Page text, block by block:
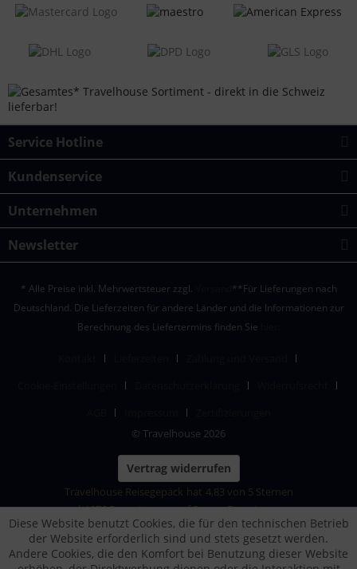
Service Hotline
Kundenservice
Unternehmen
Newsletter
* Alle Preise inkl. Mehrwertsteuer zzgl.
**Für Lieferungen nach
Deutschland. Die Lieferzeiten für andere Länder und die Informationen zur
Berechnung des Liefertermins finden Sie
© Travelhouse 2026
Vertrag widerrufen
Travelhouse Reisegepäck hat 4,83 von 5 Sternen
|1876Bewertungen auf ProvenExpert.com
Diese Website benutzt Cookies, die für den technischen Betrieb
der Website erforderlich sind und stets gesetzt werden.
Andere Cookies, die den Komfort bei Benutzung dieser Website